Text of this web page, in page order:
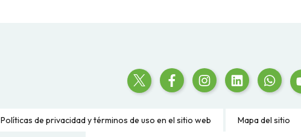
Políticas de privacidad y términos de uso en el sitio web Mapa del sitio